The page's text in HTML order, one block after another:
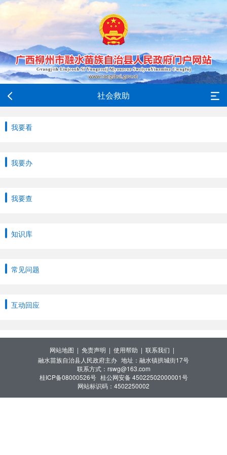
社会救助
我要看
我要办
我要查
知识库
常见问题
互动回应
网站地图 | 免责声明 | 使用帮助 | 联系我们 |
融水苗族自治县人民政府主办 地址：融水镇拱城街17号
联系方式：rswg@163.com
桂ICP备08000526号 桂公网安备 45022502000001号
网站标识码：4502250002